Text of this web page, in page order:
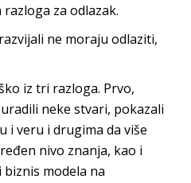
za odlazak.
ne moraju odlaziti,
iz tri razloga. Prvo,
neke stvari, pokazali
i veru i drugima da više
nivo znanja, kao i
modela na